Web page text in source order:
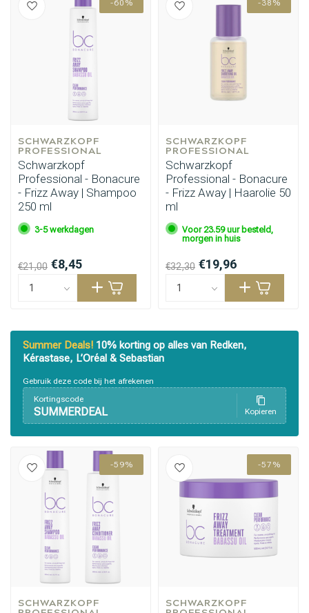
Haarstyling Haarkleuring
-60%
SCHWARZKOPF
PROFESSIONAL
Schwarzkopf
Professional - Bonacure
- Frizz Away | Shampoo
250 ml
3-5 werkdagen
€21,00 €8,45
-38%
SCHWARZKOPF
PROFESSIONAL
Schwarzkopf
Professional - Bonacure
- Frizz Away | Haarolie 50
ml
Voor 23.59 uur besteld,
morgen in huis
€32,30 €19,96
Summer Deals! 10% korting op alles van Redken,
Kérastase, L’Oréal & Sebastian
Gebruik deze code bij het afrekenen
Kortingscode
SUMMERDEAL Kopieren
-59%
SCHWARZKOPF
-57%
SCHWARZKOPF